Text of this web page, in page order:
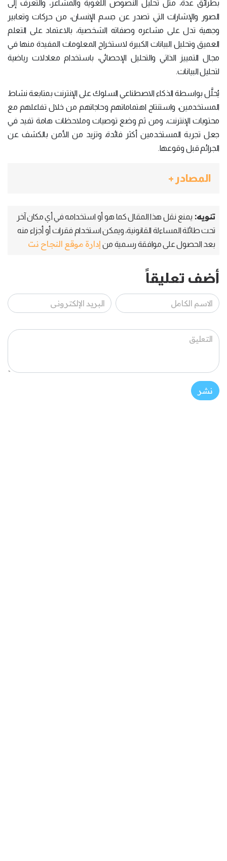
بطرائق عدة، مثل تحليل النصوص اللغوية والمشاعر، والتعرف إلى
الصور والإشارات التي تصدر عن جسم الإنسان، من حركات وتعابير
وجهية تدل على مشاعره وصفاته الشخصية، بالاعتماد على التعلم
العميق وتحليل البيانات الكبيرة لاستخراج المعلومات المفيدة منها في
مجال التمييز الذاتي والتحليل الإحصائي، باستخدام معادلات رياضية
لتحليل البيانات.
يُحلَّل بواسطة الذكاء الاصطناعي السلوك على الإنترنت بمتابعة نشاط
المستخدمين، واستنتاج اهتماماتهم وحاجاتهم من خلال تفاعلهم مع
محتويات الإنترنت، ومن ثم وضع توصيات وملاحظات هامة تفيد في
جعل تجربة المستخدمين أكثر فائدة، وتزيد من الأمن بالكشف عن
الجرائم قبل وقوعها.
المصادر +
تنويه: يمنع نقل هذا المقال كما هو أو استخدامه في أي مكان آخر
تحت طائلة المساءلة القانونية، ويمكن استخدام فقرات أو أجزاء منه
بعد الحصول على موافقة رسمية من إدارة موقع النجاح نت
أضف تعليقاً
نشر